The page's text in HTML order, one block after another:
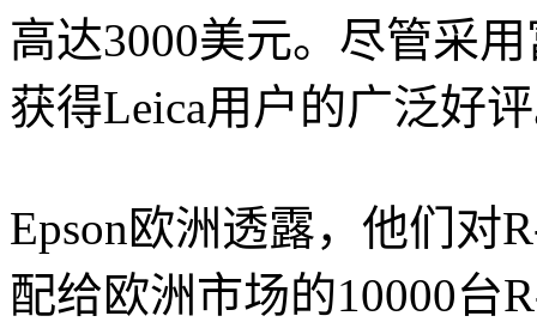
高达3000美元。尽管采
获得Leica用户的广泛好
Epson欧洲透露，他们对
配给欧洲市场的10000台